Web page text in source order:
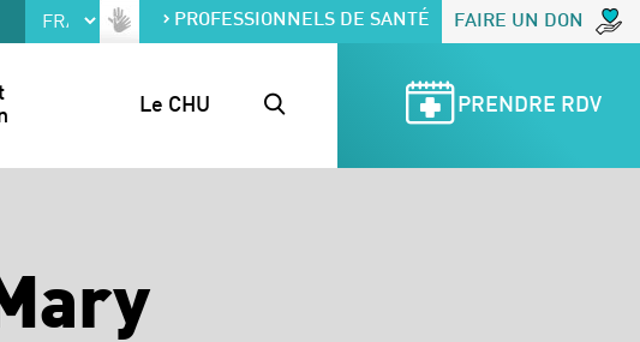
PROFESSIONNELS DE SANTÉ FAIRE UN DON
Le CHU PRENDRE RDV